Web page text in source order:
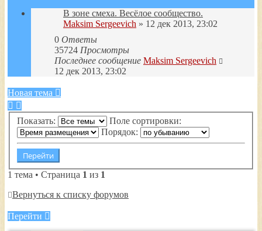
В зоне смеха. Весёлое сообщество.
Maksim Sergeevich » 12 дек 2013, 23:02
0 Ответы
35724 Просмотры
Последнее сообщение Maksim Sergeevich
12 дек 2013, 23:02
Новая тема
Показать:
Поле сортировки:
Порядок:
1 тема • Страница 1 из 1
Вернуться к списку форумов
Перейти